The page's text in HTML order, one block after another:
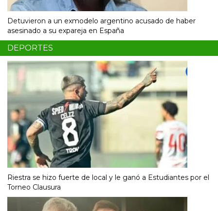
Detuvieron a un exmodelo argentino acusado de haber
asesinado a su expareja en España
DEPORTES
Riestra se hizo fuerte de local y le ganó a Estudiantes por el
Torneo Clausura